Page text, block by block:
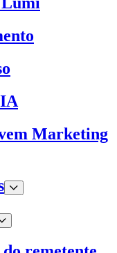
Marketing